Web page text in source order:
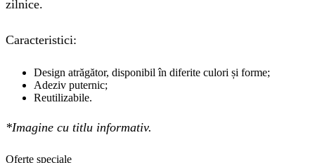
zilnice.
Caracteristici:
Design atrăgător, disponibil în diferite culori și forme;
Adeziv puternic;
Reutilizabile.
*Imagine cu titlu informativ.
Oferte speciale